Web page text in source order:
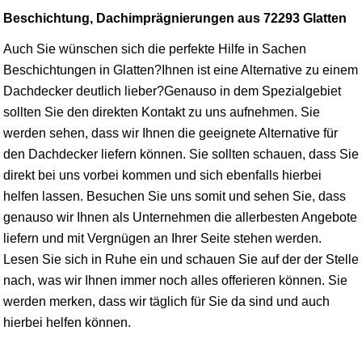
Beschichtung, Dachimprägnierungen aus 72293 Glatten
Auch Sie wünschen sich die perfekte Hilfe in Sachen
Beschichtungen in Glatten?Ihnen ist eine Alternative zu einem
Dachdecker deutlich lieber?Genauso in dem Spezialgebiet
sollten Sie den direkten Kontakt zu uns aufnehmen. Sie
werden sehen, dass wir Ihnen die geeignete Alternative für
den Dachdecker liefern können. Sie sollten schauen, dass Sie
direkt bei uns vorbei kommen und sich ebenfalls hierbei
helfen lassen. Besuchen Sie uns somit und sehen Sie, dass
genauso wir Ihnen als Unternehmen die allerbesten Angebote
liefern und mit Vergnügen an Ihrer Seite stehen werden.
Lesen Sie sich in Ruhe ein und schauen Sie auf der der Stelle
nach, was wir Ihnen immer noch alles offerieren können. Sie
werden merken, dass wir täglich für Sie da sind und auch
hierbei helfen können.